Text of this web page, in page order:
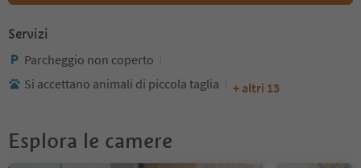
Servizi
Parcheggio non coperto
Si accettano animali di piccola taglia
+ altri 13
Esplora le camere